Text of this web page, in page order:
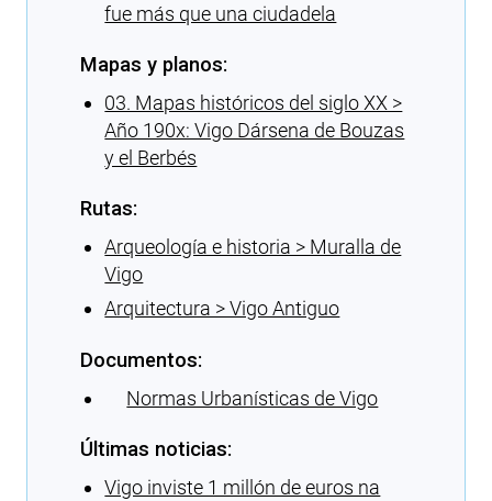
fue más que una ciudadela
Mapas y planos:
03. Mapas históricos del siglo XX >
Año 190x: Vigo Dársena de Bouzas
y el Berbés
Rutas:
Arqueología e historia > Muralla de
Vigo
Arquitectura > Vigo Antiguo
Documentos:
Normas Urbanísticas de Vigo
Últimas noticias:
Vigo inviste 1 millón de euros na